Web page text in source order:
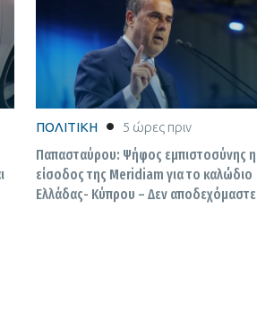
ΠΟΛΙΤΙΚΗ 5 ώρες πριν
Παπασταύρου: Ψήφος εμπιστοσύνης η
είσοδος της Meridiam για το καλώδιο
Ελλάδας- Κύπρου – Δεν αποδεχόμαστε